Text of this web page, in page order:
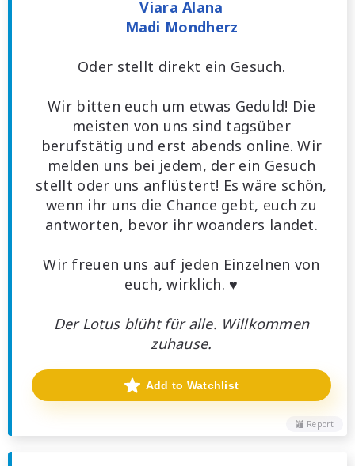
Viara Alana
Madi Mondherz
Oder stellt direkt ein Gesuch.
Wir bitten euch um etwas Geduld! Die
meisten von uns sind tagsüber
berufstätig und erst abends online. Wir
melden uns bei jedem, der ein Gesuch
stellt oder uns anflüstert! Es wäre schön,
wenn ihr uns die Chance gebt, euch zu
antworten, bevor ihr woanders landet.
Wir freuen uns auf jeden Einzelnen von
euch, wirklich. ♥
Der Lotus blüht für alle. Willkommen
zuhause.
Report
Add to Watchlist